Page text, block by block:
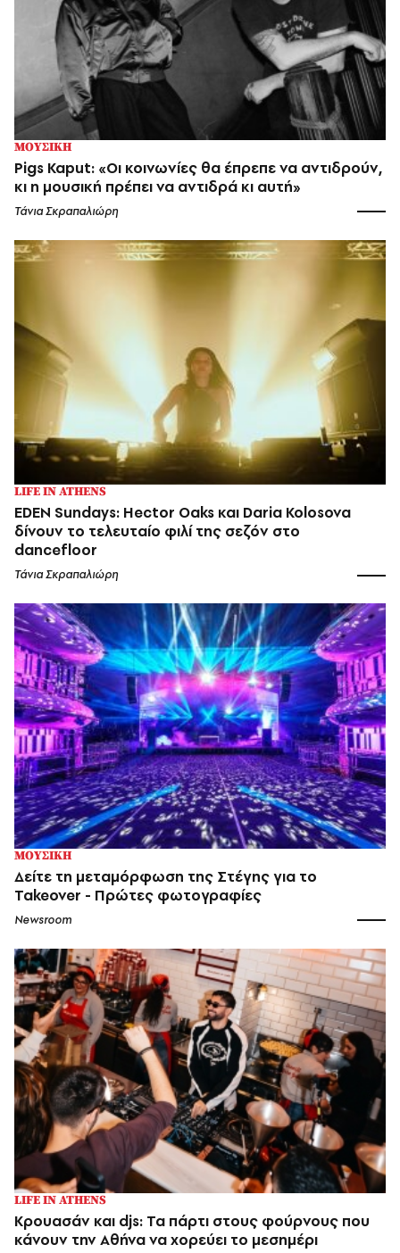
ΜΟΥΣΙΚΗ
Pigs Kaput: «Οι κοινωνίες θα έπρεπε να αντιδρούν,
κι η μουσική πρέπει να αντιδρά κι αυτή»
Τάνια Σκραπαλιώρη
LIFE IN ATHENS
EDEN Sundays: Hector Oaks και Daria Kolosova
δίνουν το τελευταίο φιλί της σεζόν στο
dancefloor
Τάνια Σκραπαλιώρη
ΜΟΥΣΙΚΗ
Δείτε τη μεταμόρφωση της Στέγης για το
Takeover - Πρώτες φωτογραφίες
Newsroom
LIFE IN ATHENS
Κρουασάν και djs: Τα πάρτι στους φούρνους που
κάνουν την Αθήνα να χορεύει το μεσημέρι